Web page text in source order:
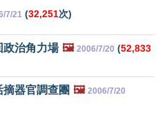
7/21 (32,251次)
政治角力場 🖼️ 2006/7/20 (52,833
器官調查團 🖼️ 2006/7/20